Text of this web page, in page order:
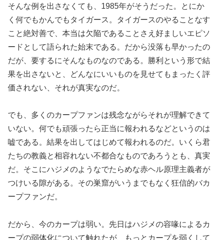
そんな例を出さなくても、1985年がそうだった。とにか
く何でもかんでもタイガース。タイガースのやることなす
こと絶対善で、本当は欠陥であることさえ好ましいエピソ
ードとして語られた始末である。だから没落も早かったの
だが、要するにそんなものなのである。勝利という形で結
果を出さないと、どんなにいいものを見せてもまったく評
価されない、それが真実なのだ。
でも、多くのカープファンは残念ながらそれが理解できて
いない。何でも頑張ったら正当に報われるなどというのは
嘘である。結果を出してはじめて報われるのだ。いくら君
たちの教義と相容れない不都合なものであろうとも、真実
だ。そこにハジメのようなでたらめな赤ヘル原理主義者が
つけいる隙がある。その巣窟がいうまでもなく狂信的バカ
ープファンだ。
だから、今のカープは弱い。先日はハジメの容喙によるカ
ープの弱体化について触れたが、もっとカープを弱くして